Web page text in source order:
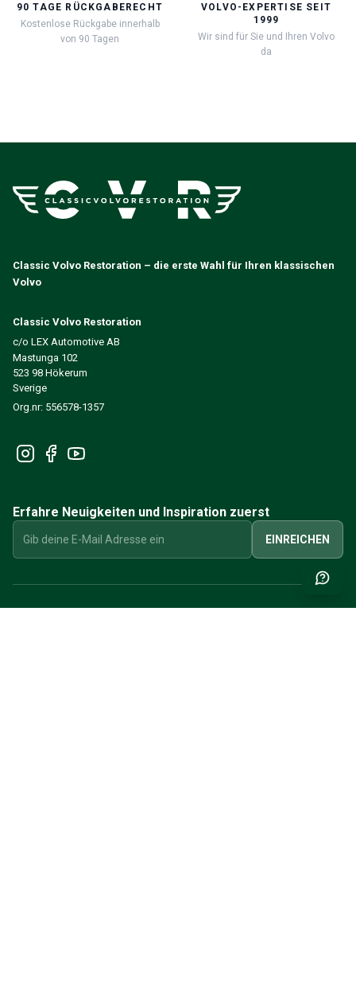
90 TAGE RÜCKGABERECHT
Kostenlose Rückgabe innerhalb
von 90 Tagen
VOLVO-EXPERTISE SEIT
1999
Wir sind für Sie und Ihren Volvo
da
Classic Volvo Restoration – die erste Wahl für Ihren klassischen
Volvo
Classic Volvo Restoration
c/o LEX Automotive AB
Mastunga 102
523 98 Hökerum
Sverige
Org.nr: 556578-1357
Erfahre Neuigkeiten und Inspiration zuerst
EINREICHEN